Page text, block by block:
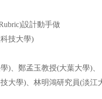
設計動手做
技大學)
)、鄭孟玉教授(大葉大學)、
大學)、林明鴻研究員(淡江